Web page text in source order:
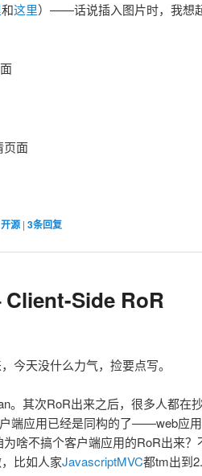
和这里）——话说插入图片时，我想
面
开源 | 3条回复
Side RoR
今天没什么力气，捡要点写。
。其次RoR出来之后，很多人都在
端应用已经是同构的了——web应
啥不搞个客户端应用的RoR出来
比如人家JavascriptMVC都tm出到